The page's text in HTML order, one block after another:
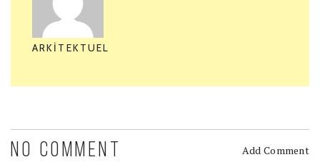
ARKITEKTUEL
NO COMMENT Add Comment